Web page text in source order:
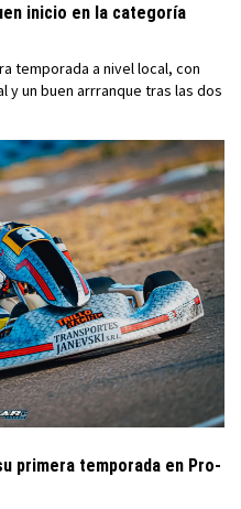
inicio en la categoría
temporada a nivel local, con
y un buen arrranque tras las dos
primera temporada en Pro-